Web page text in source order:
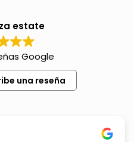
estate
Google
una reseña